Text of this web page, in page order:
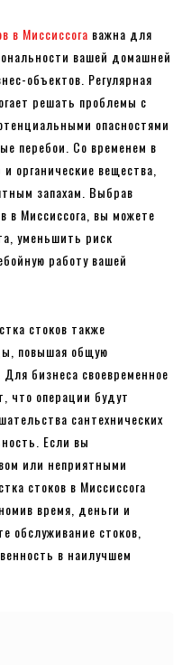
в Миссиссога важна для
вашей домашней
объектов. Регулярная
решать проблемы с
опасностями
перебои. Со временем в
органические вещества,
запахам. Выбрав
в Миссиссога, вы можете
уменьшить риск
работу вашей
стоков также
повышая общую
бизнеса своевременное
что операции будут
сантехнических
Если вы
или неприятными
стоков в Миссиссога
время, деньги и
обслуживание стоков,
в наилучшем